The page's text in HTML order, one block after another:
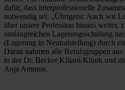
dafür, dass interprofessionelle
notwendig sei. „Übrigens: Auch wir
über unsere Profession hinaus weiter,
umfangreichen Lagerungsschulung
(Lagerung in Neutralstellung) durch
Daran nahmen alle Berufsgruppen
in der Dr. Becker Kiliani-Klinik und
Anja Ammon.